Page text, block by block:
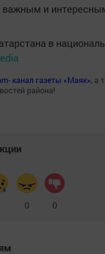
и
в
канал газеты «Маяк», а
района!
0 0